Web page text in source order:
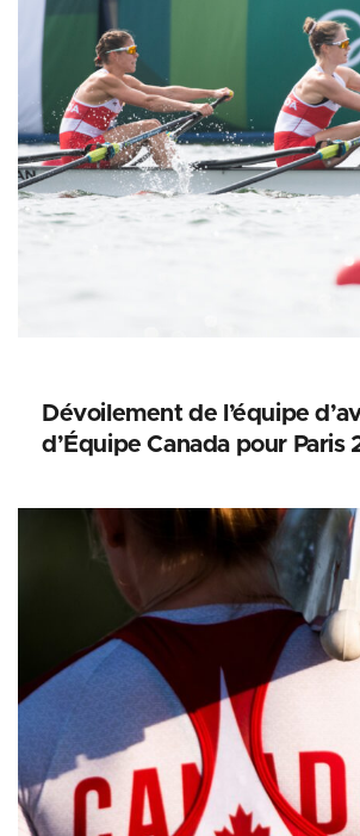
Dévoilement de l’équipe
d’Équipe Canada pour Paris